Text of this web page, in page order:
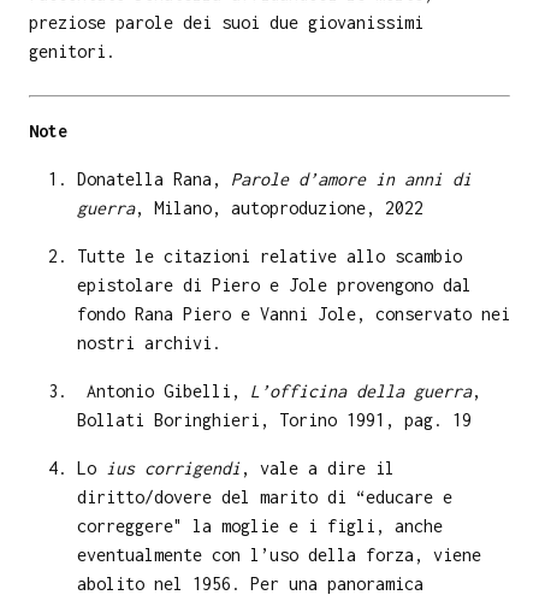
preziose parole dei suoi due giovanissimi
genitori.
Note
Donatella Rana, Parole d’amore in anni di
guerra, Milano, autoproduzione, 2022
Tutte le citazioni relative allo scambio
epistolare di Piero e Jole provengono dal
fondo Rana Piero e Vanni Jole, conservato nei
nostri archivi.
Antonio Gibelli, L’officina della guerra,
Bollati Boringhieri, Torino 1991, pag. 19
Lo ius corrigendi, vale a dire il
diritto/dovere del marito di “educare e
correggere" la moglie e i figli, anche
eventualmente con l’uso della forza, viene
abolito nel 1956. Per una panoramica